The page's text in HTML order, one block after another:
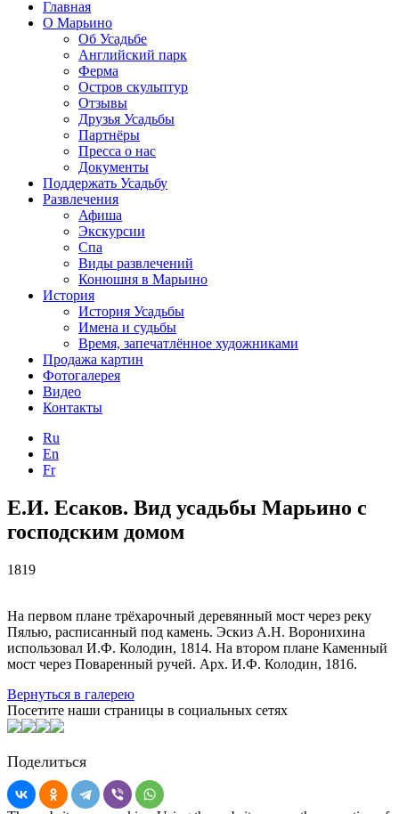
Главная
О Марьино
Об Усадьбе
Английский парк
Ферма
Остров скульптур
Отзывы
Друзья Усадьбы
Партнёры
Пресса о нас
Документы
Поддержать Усадьбу
Развлечения
Афиша
Экскурсии
Спа
Виды развлечений
Конюшня в Марьино
История
История Усадьбы
Имена и судьбы
Время, запечатлённое художниками
Продажа картин
Фотогалерея
Видео
Контакты
Ru
En
Fr
Е.И. Есаков. Вид усадьбы Марьино с
господским домом
1819
На первом плане трёхарочный деревянный мост через реку
Пялью, расписанный под камень. Эскиз А.Н. Воронихина
использовал И.Ф. Колодин, 1814. На втором плане Каменный
мост через Поваренный ручей. Арх. И.Ф. Колодин, 1816.
Вернуться в галерею
Посетите наши страницы в социальных сетях
Поделиться